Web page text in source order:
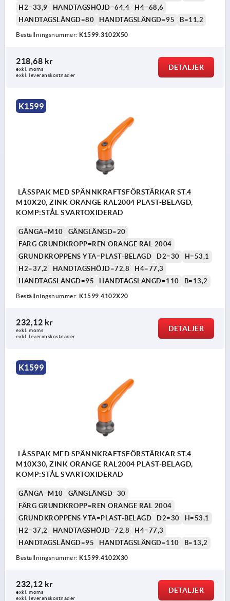
H2=33,9 HANDTAGSHÖJD=64,4
H4=68,6
HANDTAGSLÄNGD=80
HANDTAGSLÄNGD=95 B=11,2
Beställningsnummer: K1599.3102X50
218,68 kr
exkl. moms
exkl. leveranskostnader
DETALJER
K1599
LÅSSPAK MED SPÄNNKRAFTSFÖRSTÄRKAR ST.4
M10X20, ZINK ORANGE RAL2004 PLAST-BELAGD,
KOMP:STÅL SVARTOXIDERAD
GÄNGA=M10
GÄNGLÄNGD=20
FÄRG GRUNDKROPP=REN ORANGE RAL 2004
GRUNDKROPPENS YTA=PLAST-BELAGD
D2=30
H=53,1
H2=37,2
HANDTAGSHÖJD=72,8
H4=77,3
HANDTAGSLÄNGD=95
HANDTAGSLÄNGD=110 B=13,2
Beställningsnummer: K1599.4102X20
232,12 kr
exkl. moms
exkl. leveranskostnader
DETALJER
K1599
LÅSSPAK MED SPÄNNKRAFTSFÖRSTÄRKAR ST.4
M10X30, ZINK ORANGE RAL2004 PLAST-BELAGD,
KOMP:STÅL SVARTOXIDERAD
GÄNGA=M10
GÄNGLÄNGD=30
FÄRG GRUNDKROPP=REN ORANGE RAL 2004
GRUNDKROPPENS YTA=PLAST-BELAGD
D2=30
H=53,1
H2=37,2
HANDTAGSHÖJD=72,8
H4=77,3
HANDTAGSLÄNGD=95
HANDTAGSLÄNGD=110 B=13,2
Beställningsnummer: K1599.4102X30
232,12 kr
exkl. moms
exkl. leveranskostnader
DETALJER